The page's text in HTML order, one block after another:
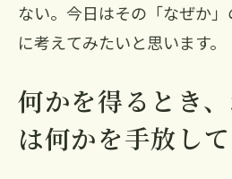
ない。今日はその「なぜか
に考えてみたいと思います。
何かを得るとき
は何かを手放し